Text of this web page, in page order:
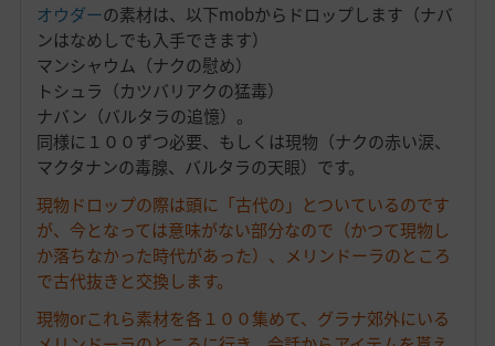
オウダーの素材は、以下mobからドロップします（ナバ
ンはなめしでも入手できます）
マンシャウム（ナクの慰め）
トシュラ（カツバリアクの猛毒）
ナバン（バルタラの追憶）。
同様に１００ずつ必要、もしくは現物（ナクの赤い涙、
マクタナンの毒腺、バルタラの天眼）です。
現物ドロップの際は頭に「古代の」とついているのです
が、今となっては意味がない部分なので（かつて現物し
か落ちなかった時代があった）、メリンドーラのところ
で古代抜きと交換します。
現物orこれら素材を各１００集めて、グラナ郊外にいる